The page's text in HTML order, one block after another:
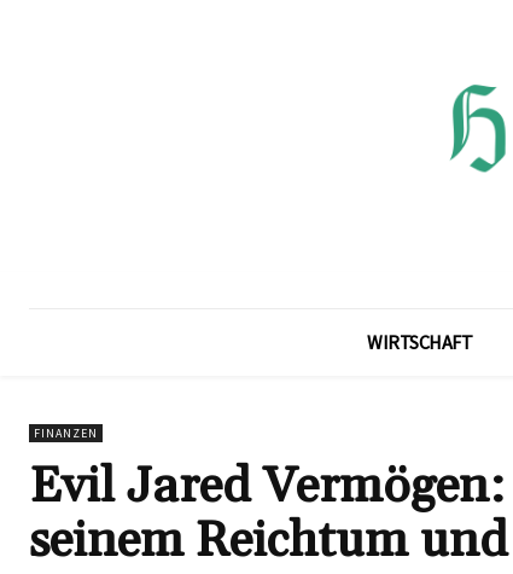
WIRTSCHAFT
FINANZEN
Evil Jared
seinem Reichtum